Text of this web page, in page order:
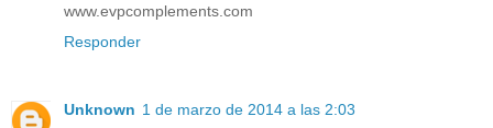
www.evpcomplements.com
Responder
Unknown 1 de marzo de 2014 a las 2:03